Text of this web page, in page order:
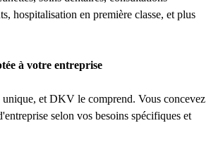
hospitalisation en première classe, et plus
à votre entreprise
et DKV le comprend. Vous concevez
selon vos besoins spécifiques et